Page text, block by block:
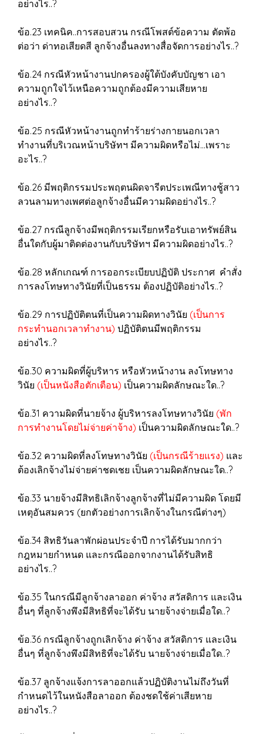
อย่างไร..?
ข้อ.23 เทคนิค..การสอบสวน กรณีโพสต์ข้อความ ตัดพ้อ
ต่อว่า ด่าทอเสียดสี ลูกจ้างอื่นลงทางสื่อจัดการอย่างไร..?
ข้อ.24 กรณีหัวหน้างานปกครองผู้ใต้บังคับบัญชา เอา
ความถูกใจไว้เหนือความถูกต้องมีความเสียหาย
อย่างไร..?
ข้อ.25 กรณีหัวหน้างานถูกทำร้ายร่างกายนอกเวลา
ทำงานที่บริเวณหน้าบริษัทฯ มีความผิดหรือไม่...เพราะ
อะไร..?
ข้อ.26 มีพฤติกรรมประพฤตนผิดจารีตประเพณีทางชู้สาว
ลวนลามทางเพศต่อลูกจ้างอื่นมีความผิดอย่างไร..?
ข้อ.27 กรณีลูกจ้างมีพฤติกรรมเรียกหรือรับเอาทรัพย์สิน
อื่นใดกับผู้มาติดต่องานกับบริษัทฯ มีความผิดอย่างไร..?
ข้อ.28 หลักเกณฑ์ การออกระเบียบปฏิบัติ ประกาศ คำสั่ง
การลงโทษทางวินัยที่เป็นธรรม ต้องปฏิบัติอย่างไร..?
ข้อ.29 การปฏิบัติตนที่เป็นความผิดทางวินัย (เป็นการ
กระทำนอกเวลาทำงาน) ปฏิบัติตนมีพฤติกรรม
อย่างไร..?
ข้อ.30 ความผิดที่ผู้บริหาร หรือหัวหน้างาน ลงโทษทาง
วินัย (เป็นหนังสือตักเตือน) เป็นความผิดลักษณะใด..?
ข้อ.31 ความผิดที่นายจ้าง ผู้บริหารลงโทษทางวินัย (พัก
การทำงานโดยไม่จ่ายค่าจ้าง) เป็นความผิดลักษณะใด..?
ข้อ.32 ความผิดที่ลงโทษทางวินัย (เป็นกรณีร้ายแรง) และ
ต้องเลิกจ้างไม่จ่ายค่าชดเชย เป็นความผิดลักษณะใด..?
ข้อ.33 นายจ้างมีสิทธิเลิกจ้างลูกจ้างที่ไม่มีความผิด โดยมี
เหตุอันสมควร (ยกตัวอย่างการเลิกจ้างในกรณีต่างๆ)
ข้อ.34 สิทธิวันลาพักผ่อนประจำปี การได้รับมากกว่า
กฎหมายกำหนด และกรณีออกจากงานได้รับสิทธิ
อย่างไร..?
ข้อ.35 ในกรณีมีลูกจ้างลาออก ค่าจ้าง สวัสดิการ และเงิน
อื่นๆ ที่ลูกจ้างพึงมีสิทธิที่จะได้รับ นายจ้างจ่ายเมื่อใด..?
ข้อ.36 กรณีลูกจ้างถูกเลิกจ้าง ค่าจ้าง สวัสดิการ และเงิน
อื่นๆ ที่ลูกจ้างพึงมีสิทธิที่จะได้รับ นายจ้างจ่ายเมื่อใด..?
ข้อ.37 ลูกจ้างแจ้งการลาออกแล้วปฏิบัติงานไม่ถึงวันที่
กำหนดไว้ในหนังสือลาออก ต้องชดใช้ค่าเสียหาย
อย่างไร..?